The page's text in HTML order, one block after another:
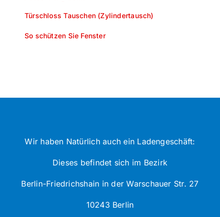
Türschloss Tauschen (Zylindertausch)
So schützen Sie Fenster
Wir haben Natürlich auch ein Ladengeschäft:
Dieses befindet sich im Bezirk
Berlin-Friedrichshain in der Warschauer Str. 27
10243 Berlin